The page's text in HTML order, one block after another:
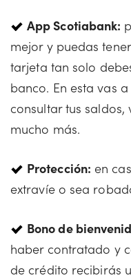
App Scotiabank:
mejor y puedas
tarjeta tan solo
banco. En esta vas
consultar tus
mucho más.
Protección: en
extravíe o sea
Bono de
haber contratado y
de crédito recibirás